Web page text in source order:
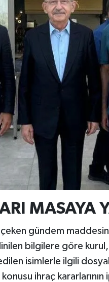
MASAYA
çeken gündem
bilgilere göre
isimlerle ilgili
ihraç